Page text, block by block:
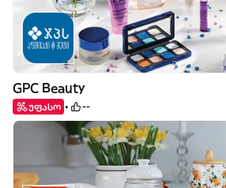
GPC Beauty
უფასო --